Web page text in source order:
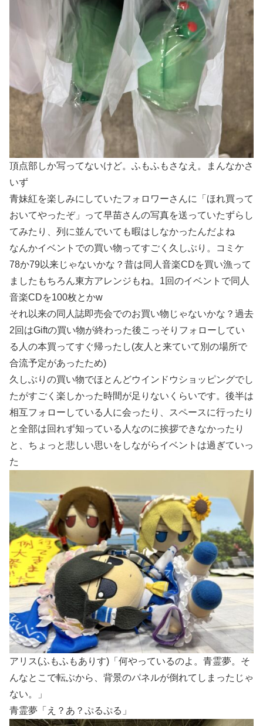
頂点部しか写ってないけど。ふもふもさなえ。まんなかさ
いず
青妹紅を楽しみにしていたフォロワーさんに「ほれ買って
おいてやったぞ」って早苗さんの写真を送っていたずらし
てみたり、列に並んでいても暇はしなかったんだよね
なんかイベントでの買い物ってすごく久しぶり。コミケ
78か79以来じゃないかな？昔は同人音楽CDを買い漁って
ましたもちろん東方アレンジもね。1回のイベントで同人
音楽CDを100枚とかw
それ以来の同人誌即売会でのお買い物じゃないかな？過去
2回はGiftの買い物が終わった後こっそりフォローしてい
る人の本買ってすぐ帰ったし(友人と来ていて別の場所で
合流予定があったため)
久しぶりの買い物でほとんどウインドウショッピングでし
たがすごく楽しかった時間が足りないくらいです。後半は
相互フォローしている人に会ったり、スペースに行ったり
と全部は回れず知っている人なのに挨拶できなかったり
と、ちょっと悲しい思いをしながらイベントは過ぎていっ
た
アリス(ふもふもありす)「何やっているのよ。青霊夢。そ
んなとこで転ぶから、背景のパネルが倒れてしまったじゃ
ない。」
青霊夢「え？あ？ぷるぷる」